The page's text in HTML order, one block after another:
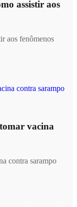
assistir aos
aos fenômenos
vacina
contra sarampo